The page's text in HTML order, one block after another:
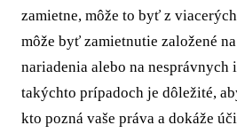
zamietne, môže to byť z
môže byť zamietnutie založené
nariadenia alebo na nesprávnych
takýchto prípadoch je dôležité,
kto pozná vaše práva a dokáže